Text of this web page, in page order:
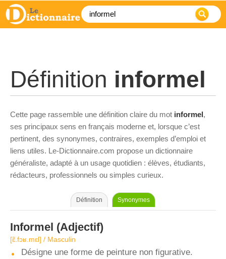
Définition informel
Cette page rassemble une définition claire du mot informel,
ses principaux sens en français moderne et, lorsque c’est
pertinent, des synonymes, contraires, exemples d’emploi et
liens utiles. Le-Dictionnaire.com propose un dictionnaire
généraliste, adapté à un usage quotidien : élèves, étudiants,
rédacteurs, professionnels ou simples curieux.
Définition Synonymes
Informel (Adjectif)
[ɛ̃.fɔʁ.mɛl] / Masculin
Désigne une forme de peinture non figurative.